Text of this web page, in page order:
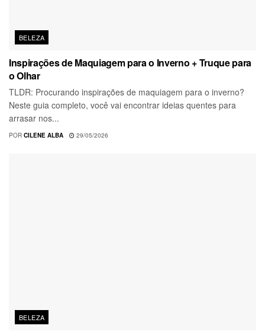
BELEZA
Inspirações de Maquiagem para o Inverno + Truque para
o Olhar
TLDR: Procurando inspirações de maquiagem para o inverno?
Neste guia completo, você vai encontrar ideias quentes para
arrasar nos...
POR CILENE ALBA 29/05/2026
BELEZA